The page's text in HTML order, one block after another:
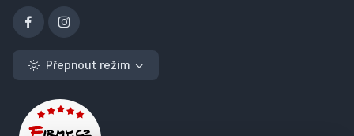
Přepnout režim